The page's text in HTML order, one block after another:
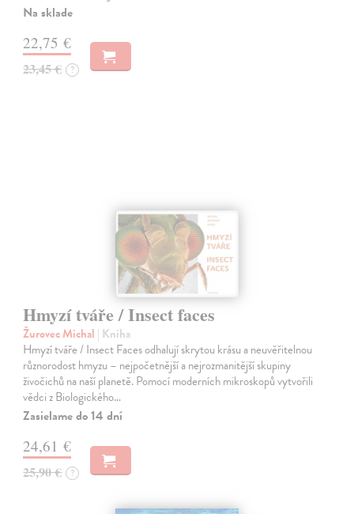
Na sklade
22,75 €
23,45 € ?
Hmyzí tváře / Insect faces
Žurovec Michal | Kniha
Hmyzí tváře / Insect Faces odhalují skrytou krásu a neuvěřitelnou
různorodost hmyzu – nejpočetnější a nejrozmanitější skupiny
živočichů na naší planetě. Pomocí moderních mikroskopů vytvořili
vědci z Biologického…
Zasielame do 14 dní
24,61 €
25,90 € ?